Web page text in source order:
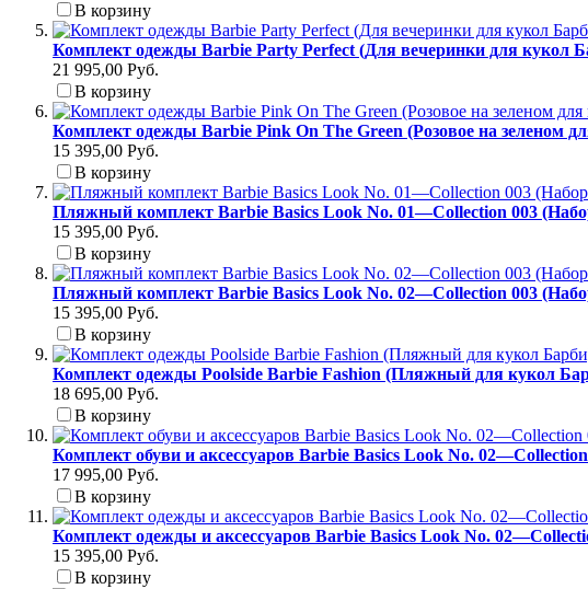
В корзину
Комплект одежды Barbie Party Perfect (Для вечеринки для кукол
21 995,00 Руб.
В корзину
Комплект одежды Barbie Pink On The Green (Розовое на зеленом
15 395,00 Руб.
В корзину
Пляжный комплект Barbie Basics Look No. 01—Collection 003
15 395,00 Руб.
В корзину
Пляжный комплект Barbie Basics Look No. 02—Collection 003
15 395,00 Руб.
В корзину
Комплект одежды Poolside Barbie Fashion (Пляжный для кукол
18 695,00 Руб.
В корзину
Комплект обуви и аксессуаров Barbie Basics Look No.
17 995,00 Руб.
В корзину
Комплект одежды и аксессуаров Barbie Basics Look No.
15 395,00 Руб.
В корзину